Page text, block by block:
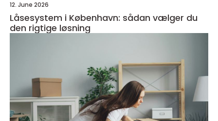
12. June 2026
Låsesystem i København: sådan vælger du
den rigtige løsning